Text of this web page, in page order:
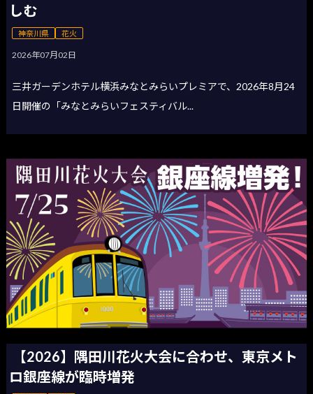
しむ
神奈川県 花火
2026年07月02日
三井ガーデンホテル横浜みなとみらいプレミアで、2026年8月24
日開催の「みなとみらいフェスティバル...
【2026】隅田川花火大会に合わせ、東京メト
ロ銀座線が臨時増発